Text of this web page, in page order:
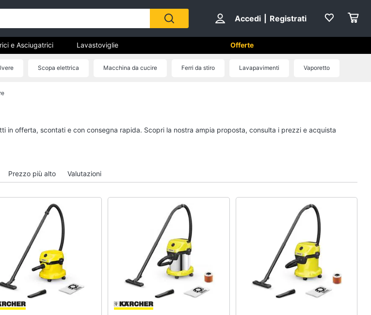
Accedi Registrati
e Asciugatrici
Vedi tutti
Dyson
vapore
Elettrodomestici in Cucina
Caminetto
Vedi tutti
e Asciugatrici Lavastoviglie Offerte
Scopa elettrica Macchina da cucire Ferri da stiro Lavapavimenti Vaporetto
in offerta, scontati e con consegna rapida. Scopri la nostra ampia proposta, consulta i prezzi e acquista
Prezzo più alto Valutazioni